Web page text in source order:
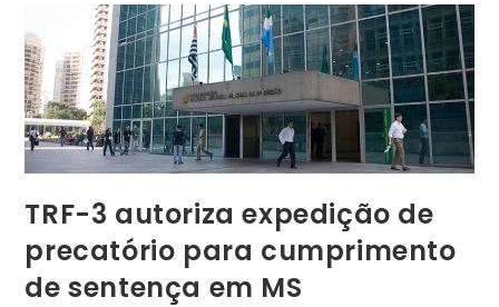
Duas
Vagas
No
CNJ
TRF-3 autoriza expedição de
precatório para cumprimento
de sentença em MS